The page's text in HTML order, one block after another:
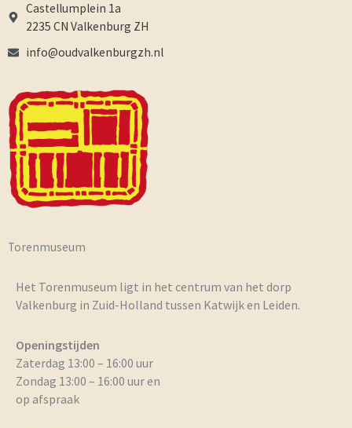
Castellumplein 1a
2235 CN Valkenburg ZH
info@oudvalkenburgzh.nl
Torenmuseum
Het Torenmuseum ligt in het centrum van het dorp
Valkenburg in Zuid-Holland tussen Katwijk en Leiden.
Openingstijden
Zaterdag 13:00 – 16:00 uur
Zondag 13:00 – 16:00 uur en
op afspraak